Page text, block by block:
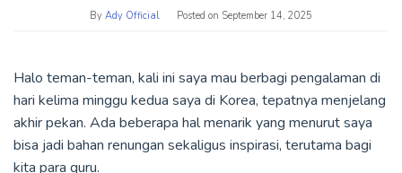
By Ady Official Posted on September 14, 2025
Halo teman-teman, kali ini saya mau berbagi pengalaman di
hari kelima minggu kedua saya di Korea, tepatnya menjelang
akhir pekan. Ada beberapa hal menarik yang menurut saya
bisa jadi bahan renungan sekaligus inspirasi, terutama bagi
kita para guru.